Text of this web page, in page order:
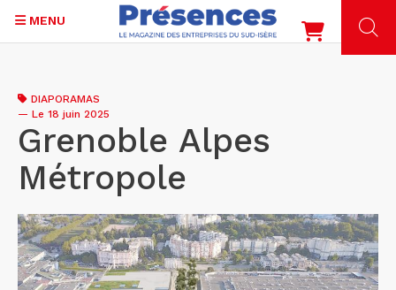
contenu
principal
MENU
DIAPORAMAS
— Le 18 juin 2025
Grenoble Alpes
Métropole